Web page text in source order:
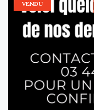
VENDU